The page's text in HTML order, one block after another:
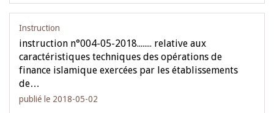
Instruction
instruction n°004-05-2018........ relative aux
caractéristiques techniques des opérations de
finance islamique exercées par les établissements
de…
publié le 2018-05-02